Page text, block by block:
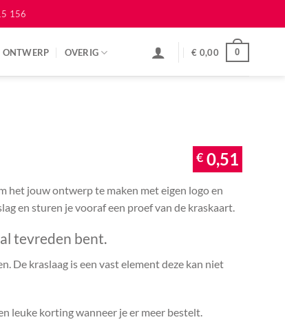
156
ONTWERP OVERIG € 0,00 0
€0,51
het jouw ontwerp te maken met eigen logo en
en sturen je vooraf een proef van de kraskaart.
tevreden bent.
De kraslaag is een vast element deze kan niet
leuke korting wanneer je er meer bestelt.